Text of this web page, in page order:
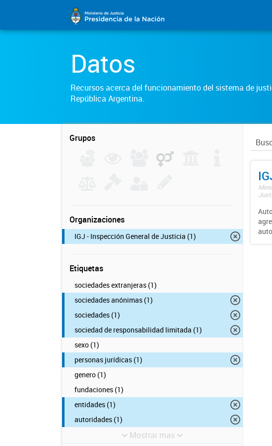
Datos
Recursos acerca del funcionamiento del sistema de
República Argentina.
Grupos
Organizaciones
IGJ - Inspección General de Justicia (1)
Etiquetas
sociedades extranjeras (1)
sociedades anónimas (1)
sociedades (1)
sociedad de responsabilidad limitada (1)
sexo (1)
personas jurídicas (1)
genero (1)
fundaciones (1)
entidades (1)
autoridades (1)
Mostrar mas